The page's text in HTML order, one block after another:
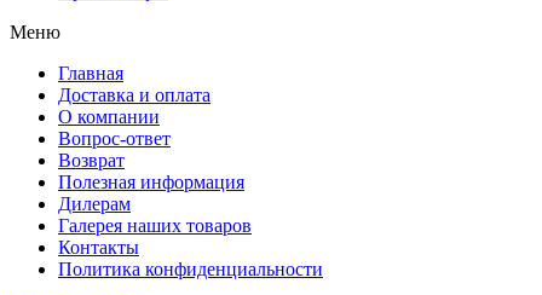
Меню
Главная
Доставка и оплата
О компании
Вопрос-ответ
Возврат
Полезная информация
Дилерам
Галерея наших товаров
Контакты
Политика конфиденциальности